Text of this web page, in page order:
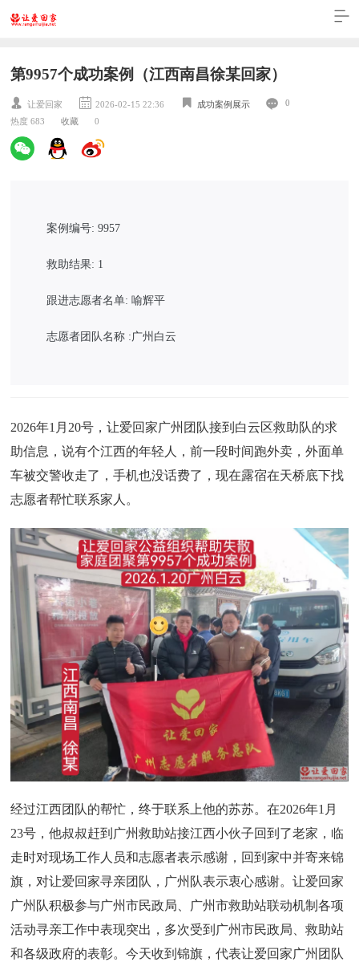
第9957个成功案例（江西南昌徐某回家）
让爱回家 2026-02-15 22:36 成功案例展示
0
热度 683
收藏 0
案例编号: 9957
救助结果: 1
跟进志愿者名单: 喻辉平
志愿者团队名称 :广州白云
2026年1月20号，让爱回家广州团队接到白云区救助队的求
助信息，说有个江西的年轻人，前一段时间跑外卖，外面单
车被交警收走了，手机也没话费了，现在露宿在天桥底下找
志愿者帮忙联系家人。
经过江西团队的帮忙，终于联系上他的苏苏。在2026年1月
23号，他叔叔赶到广州救助站接江西小伙子回到了老家，临
走时对现场工作人员和志愿者表示感谢，回到家中并寄来锦
旗，对让爱回家寻亲团队，广州队表示衷心感谢。让爱回家
广州队积极参与广州市民政局、广州市救助站联动机制各项
活动寻亲工作中表现突出，多次受到广州市民政局、救助站
和各级政府的表彰。今天收到锦旗，代表让爱回家广州团队